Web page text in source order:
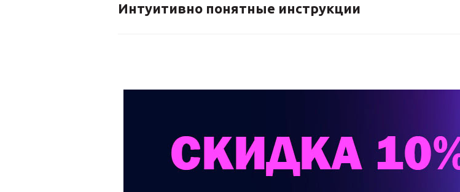
Интуитивно понятные инструкции